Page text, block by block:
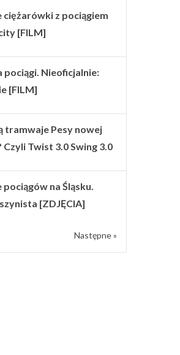
ciężarówki z pociągiem
[FILM]
pociągi. Nieoficjalnie:
[FILM]
tramwaje Pesy nowej
Czyli Twist 3.0 Swing 3.0
na Śląsku.
[ZDJĘCIA]
Następne »